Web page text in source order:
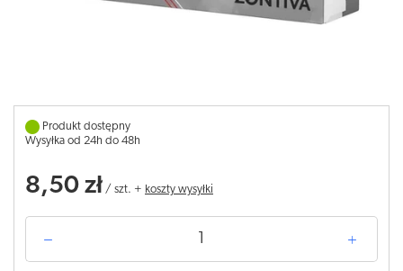
Produkt dostępny
Wysyłka od 24h do 48h
8,50 zł / szt. + koszty wysyłki